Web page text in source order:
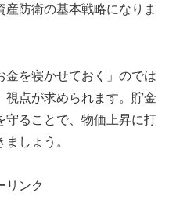
防衛の基本戦略になりま
金を寝かせておく」のでは
視点が求められます。貯金
守ることで、物価上昇に打
しょう。
リンク